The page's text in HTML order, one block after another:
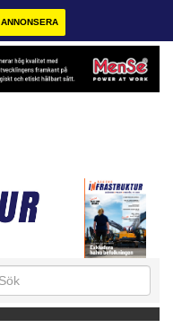
ANNONSERA